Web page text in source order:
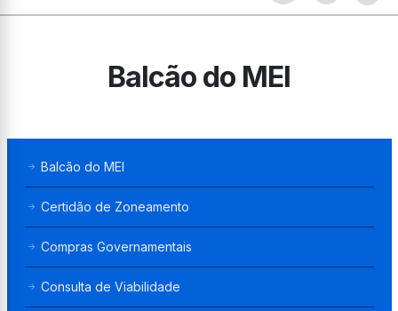
Balcão do MEI
Balcão do MEI
Certidão de Zoneamento
Compras Governamentais
Consulta de Viabilidade